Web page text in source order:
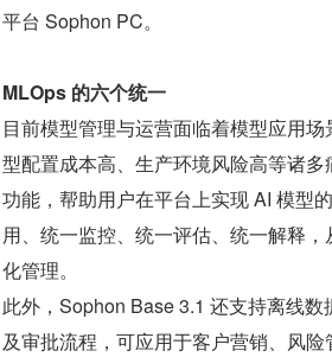
平台 Sophon PC。
MLOps 的六个统一
目前模型管理与运营面临着模型应用
型配置成本高、生产环境风险高等诸
功能，帮助用户在平台上实现 AI 模型
用、统一监控、统一评估、统一解释
化管理。
此外，Sophon Base 3.1 还支持离线
及审批流程，可应用于客户营销、风